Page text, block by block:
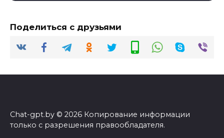
Поделиться с друзьями
Chat-gpt.by © 2026 Копирование информации
только с разрешения правообладателя.